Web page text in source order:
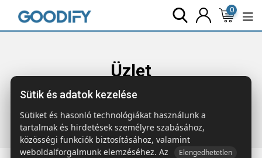
0
Üzlet
Főoldal Termékek Étkezés & Ivás
Újrahaszn.pamut konyhai kötény
Sütik és adatok kezelése
Sütiket és hasonló technológiákat használunk a
tartalmak és hirdetések személyre szabásához,
közösségi funkciók biztosításához, valamint
weboldalforgalmunk elemzéséhez. Az
Elengedhetetlen